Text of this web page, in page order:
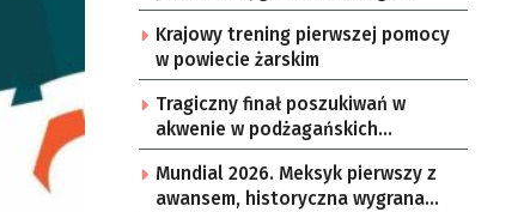
wracają z Niemiec do Polski
Krajowy trening pierwszej pomocy
w powiecie żarskim
Tragiczny finał poszukiwań w
akwenie w podżagańskich
Gryżycach
Mundial 2026. Meksyk pierwszy z
awansem, historyczna wygrana